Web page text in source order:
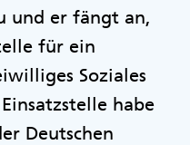
und er fängt an,
für ein
Soziales
habe
Deutschen